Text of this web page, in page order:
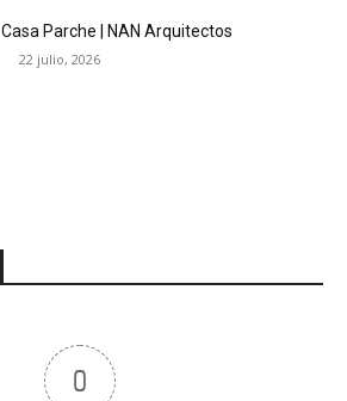
Casa Parche | NAN Arquitectos
22 julio, 2026
0